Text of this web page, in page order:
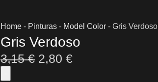
Home - Pinturas - Model Color - Gris Verdoso
Gris Verdoso
3,15€ 2,80 €